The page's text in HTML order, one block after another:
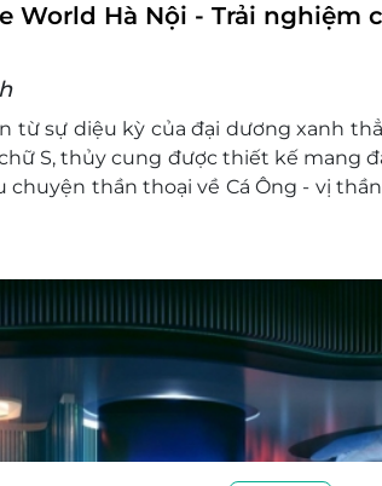
World Hà Nội - Trải nghiệm
từ sự diệu kỳ của đại dương xanh
S, thủy cung được thiết kế mang
thần thoại về Cá Ông - vị